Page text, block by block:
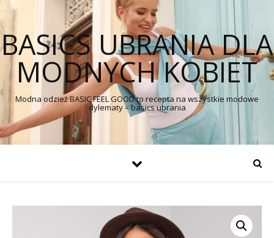
BASICS UBRANIA DLA
MODNYCH KOBIET
Modna odzież BASIC FEEL GOOD to recepta na wszystkie modowe
dylematy – basics ubrania